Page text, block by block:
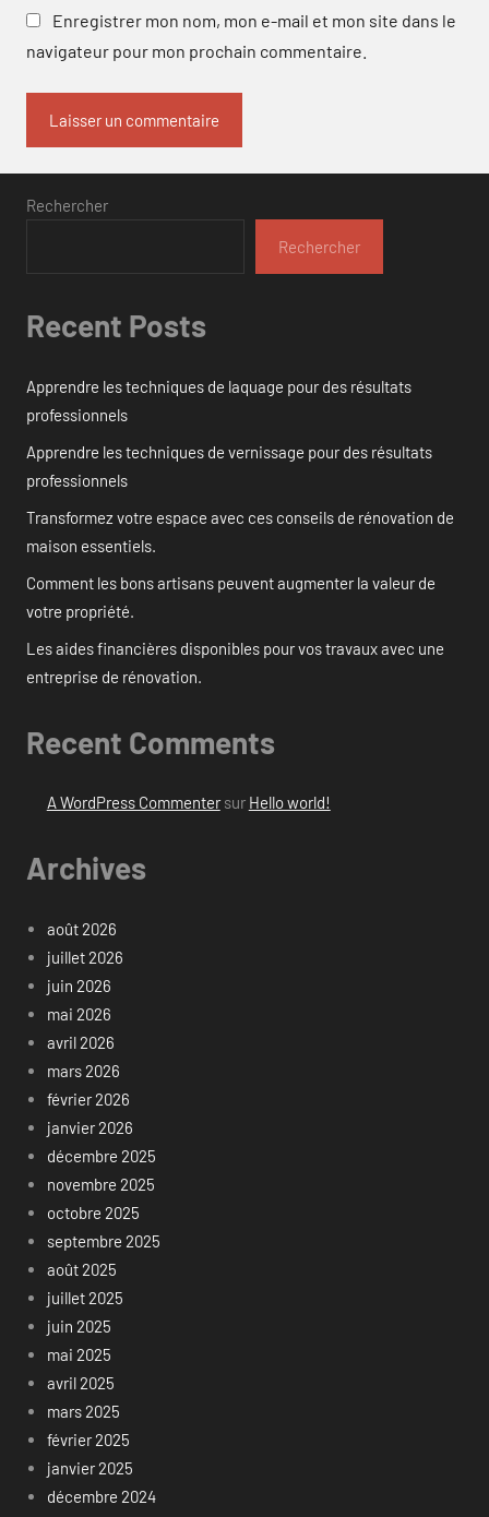
Enregistrer mon nom, mon e-mail et mon site dans le
navigateur pour mon prochain commentaire.
Rechercher
Rechercher
Recent Posts
Apprendre les techniques de laquage pour des résultats
professionnels
Apprendre les techniques de vernissage pour des résultats
professionnels
Transformez votre espace avec ces conseils de rénovation de
maison essentiels.
Comment les bons artisans peuvent augmenter la valeur de
votre propriété.
Les aides financières disponibles pour vos travaux avec une
entreprise de rénovation.
Recent Comments
A WordPress Commentersur Hello world!
Archives
août 2026
juillet 2026
juin 2026
mai 2026
avril 2026
mars 2026
février 2026
janvier 2026
décembre 2025
novembre 2025
octobre 2025
septembre 2025
août 2025
juillet 2025
juin 2025
mai 2025
avril 2025
mars 2025
février 2025
janvier 2025
décembre 2024